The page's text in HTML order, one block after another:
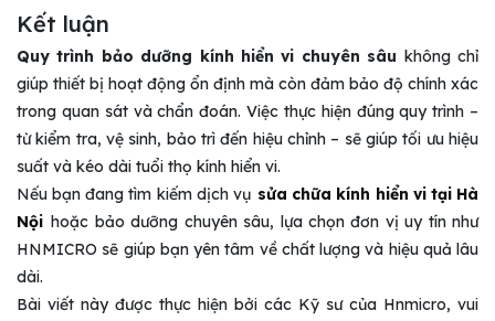
Kết luận
Quy trình bảo dưỡng kính hiển vi chuyên sâu không chỉ
giúp thiết bị hoạt động ổn định mà còn đảm bảo độ chính xác
trong quan sát và chẩn đoán. Việc thực hiện đúng quy trình –
từ kiểm tra, vệ sinh, bảo trì đến hiệu chỉnh – sẽ giúp tối ưu hiệu
suất và kéo dài tuổi thọ kính hiển vi.
Nếu bạn đang tìm kiếm dịch vụ sửa chữa kính hiển vi tại Hà
Nội hoặc bảo dưỡng chuyên sâu, lựa chọn đơn vị uy tín như
HNMICRO sẽ giúp bạn yên tâm về chất lượng và hiệu quả lâu
dài.
Bài viết này được thực hiện bởi các Kỹ sư của Hnmicro, vui